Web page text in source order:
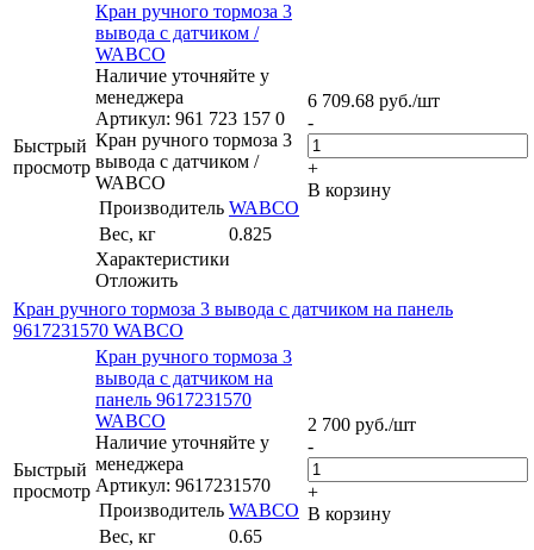
Быстрый
просмотр
Кран ручного тормоза 3
вывода с датчиком /
WABCO
Наличие уточняйте у
менеджера
Артикул: 961 723 157 0
Кран ручного тормоза 3
вывода с датчиком /
WABCO
Производитель WABCO
Вес, кг
0.825
Характеристики
Отложить
6 709.68 руб./шт
-
+
В корзину
Кран ручного тормоза 3 вывода с датчиком на панель
9617231570 WABCO
Быстрый
просмотр
Кран ручного тормоза 3
вывода с датчиком на
панель 9617231570
WABCO
Наличие уточняйте у
менеджера
Артикул: 9617231570
Производитель WABCO
Вес, кг
0.65
2 700 руб./шт
-
+
В корзину